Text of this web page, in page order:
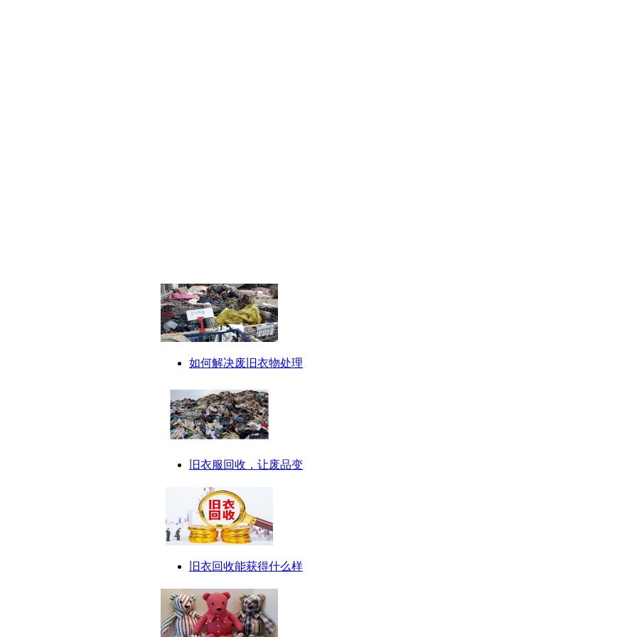
如何解决废旧衣物处理
旧衣服回收，让废品变
旧衣回收能获得什么样